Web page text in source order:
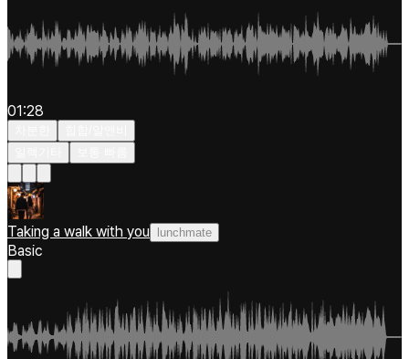
01:28
Taking a walk with you lunchmate
Basic